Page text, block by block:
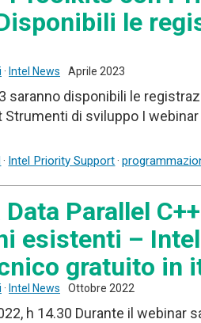
le
· Intel News Aprile 2023
saranno disponibili le
Strumenti di sviluppo I
· Intel Priority Support·
Data Parallel
esistenti –
gratuito in
· Intel News Ottobre 2022
h 14.30 Durante il webinar